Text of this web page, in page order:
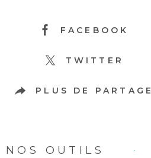
FACEBOOK
TWITTER
PLUS DE PARTAGE
NOS OUTILS